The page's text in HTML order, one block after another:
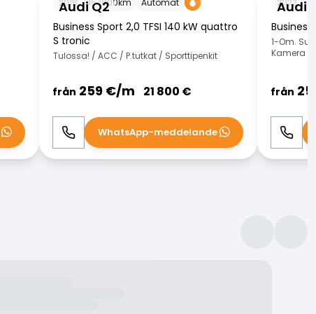
Audi Q2
2018 157000km Automat
Business Sport 2,0 TFSI 140 kW quattro
S tronic
Tulossa! / ACC / P.tutkat / Sporttipenkit
från 259 €/m 21 800 €
Ring WhatsApp
WhatsApp-meddelande
Audi
2022
1-Om.
Kamera /
från
Ring